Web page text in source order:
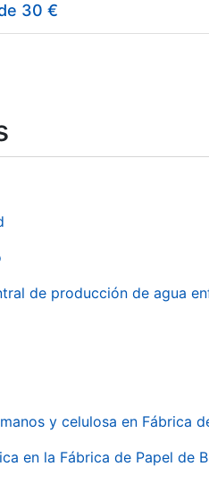
30 €
de producción de agua
y celulosa en Fábrica
en la Fábrica de Papel de